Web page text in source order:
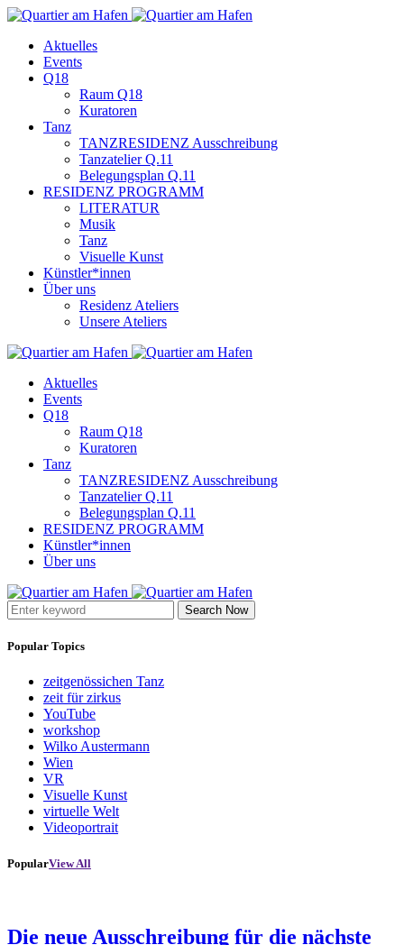
Aktuelles
Events
Q18
Raum Q18
Kuratoren
Tanz
TANZRESIDENZ Ausschreibung
Tanzatelier Q.11
Belegungsplan Q.11
RESIDENZ PROGRAMM
LITERATUR
Musik
Tanz
Visuelle Kunst
Künstler*innen
Über uns
Residenz Ateliers
Unsere Ateliers
Aktuelles
Events
Q18
Raum Q18
Kuratoren
Tanz
TANZRESIDENZ Ausschreibung
Tanzatelier Q.11
Belegungsplan Q.11
RESIDENZ PROGRAMM
Künstler*innen
Über uns
Search Now
Popular Topics
zeitgenössichen Tanz
zeit für zirkus
YouTube
workshop
Wilko Austermann
Wien
VR
Visuelle Kunst
virtuelle Welt
Videoportrait
PopularView All
Die neue Ausschreibung für die nächste